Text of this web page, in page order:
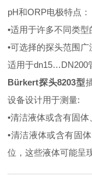
pH和ORP电极特点：
•适用于许多不同类
•可选择的探头范围广
适用于dn15…DN200
Bürkert探头8203型
设备设计用于测量:
•清洁液体或含有固
•清洁液体或含有固
位，这些液体可能呈